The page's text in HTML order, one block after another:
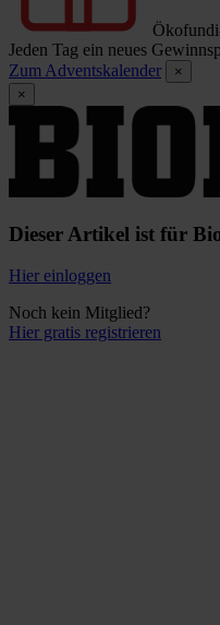
Jeden Tag ein neues
Zum Adventskalender
×
×
Dieser Artikel ist für
Hier einloggen
Noch kein Mitglied?
Hier gratis registrieren